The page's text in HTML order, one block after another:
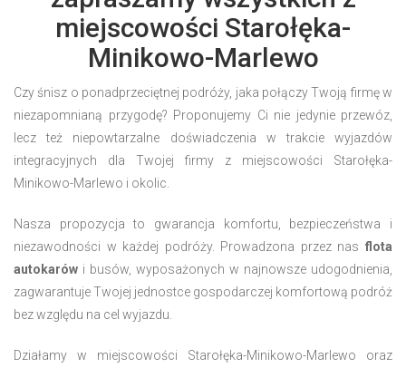
miejscowości Starołęka-
Minikowo-Marlewo
Czy śnisz o ponadprzeciętnej podróży, jaka połączy Twoją firmę w
niezapomnianą przygodę? Proponujemy Ci nie jedynie przewóz,
lecz też niepowtarzalne doświadczenia w trakcie wyjazdów
integracyjnych dla Twojej firmy z miejscowości Starołęka-
Minikowo-Marlewo i okolic.
Nasza propozycja to gwarancja komfortu, bezpieczeństwa i
niezawodności w każdej podróży. Prowadzona przez nas flota
autokarów i busów, wyposażonych w najnowsze udogodnienia,
zagwarantuje Twojej jednostce gospodarczej komfortową podróż
bez względu na cel wyjazdu.
Działamy w miejscowości Starołęka-Minikowo-Marlewo oraz